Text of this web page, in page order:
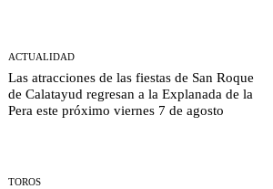
ACTUALIDAD
Las atracciones de las fiestas de San Roque
de Calatayud regresan a la Explanada de la
Pera este próximo viernes 7 de agosto
TOROS